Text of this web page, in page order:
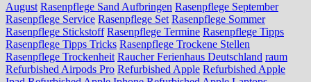
August Rasenpflege Sand Aufbringen Rasenpflege September
Rasenpflege Service Rasenpflege Set Rasenpflege Sommer
Rasenpflege Stickstoff Rasenpflege Termine Rasenpflege Tipps
Rasenpflege Tipps Tricks Rasenpflege Trockene Stellen
Rasenpflege Trockenheit Raucher Ferienhaus Deutschland raum
Refurbished Airpods Pro Refurbished Apple Refurbished Apple